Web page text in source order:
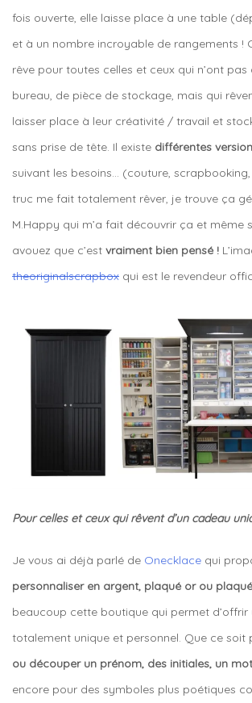
fois ouverte, elle laisse place à une table
et à un nombre incroyable de rangements !
rêve pour toutes celles et ceux qui n’ont pas
bureau, de pièce de stockage, mais qui
laisser place à leur créativité / travail et
sans prise de tête. Il existe différentes
suivant les besoins… (couture,
truc me fait totalement rêver, je trouve ça
M.Happy qui m’a fait découvrir ça et même
avouez que c’est vraiment bien pensé !
theoriginalscrapbox qui est le revendeur
Pour celles et ceux qui rêvent d’un cadeau
Je vous ai déjà parlé de Onecklace qui
personnaliser en argent, plaqué or ou
beaucoup cette boutique qui permet d’offrir
totalement unique et personnel. Que ce soit
ou découper un prénom, des initiales, un
encore pour des symboles plus poétiques